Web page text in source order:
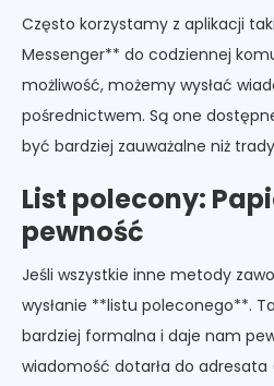
Często korzystamy z aplikacji
Messenger** do codziennej
możliwość, możemy wysłać
pośrednictwem. Są one
być bardziej zauważalne niż
List polecony:
pewność
Jeśli wszystkie inne metody
wysłanie **listu poleconego**.
bardziej formalna i daje nam
wiadomość dotarła do adresata